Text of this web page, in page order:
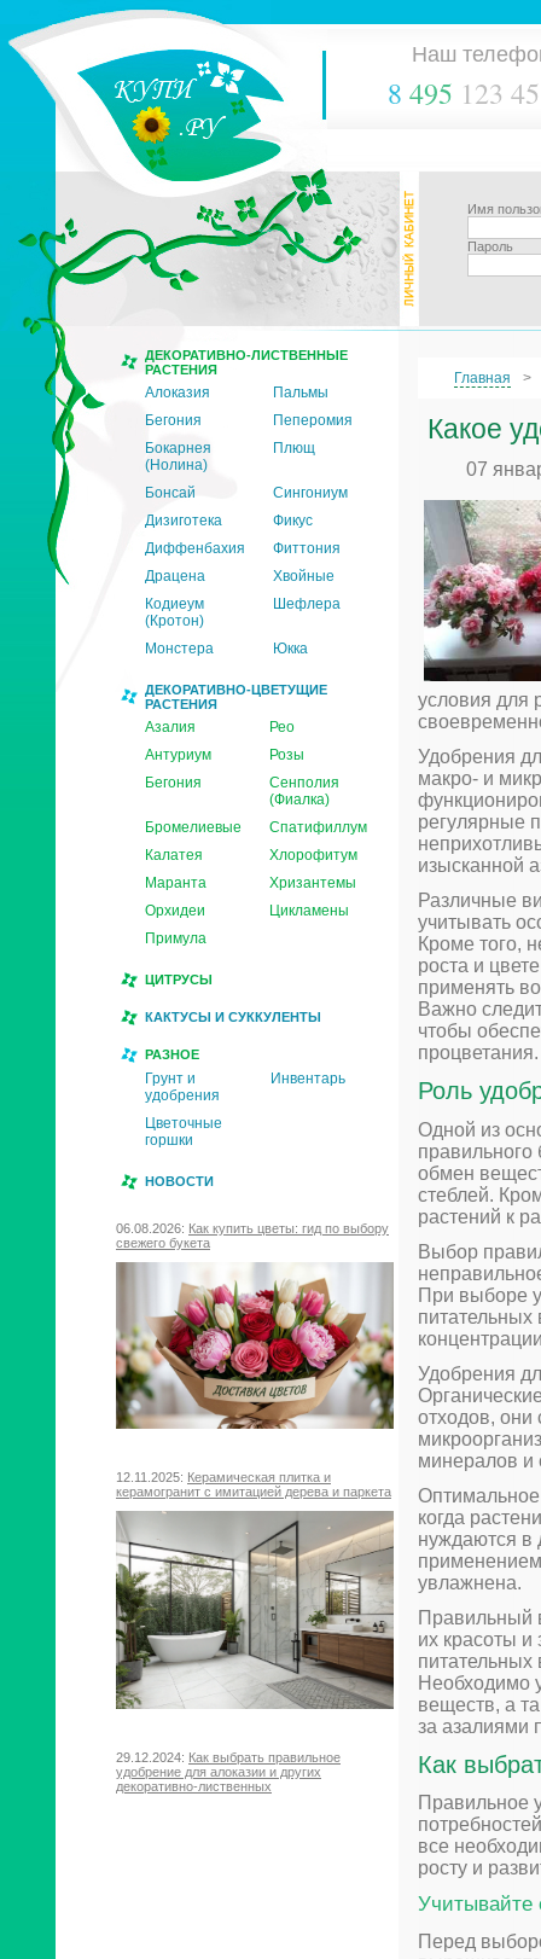
Наш
8 495 123
Имя
Пароль
ДЕКОРАТИВНО-ЛИСТВЕННЫЕ
РАСТЕНИЯ
Алоказия
Пальмы
Бегония
Пеперомия
Бокарнея
(Нолина)
Плющ
Бонсай
Сингониум
Дизиготека
Фикус
Диффенбахия
Фиттония
Драцена
Хвойные
Кодиеум
(Кротон)
Шефлера
Монстера Юкка
ДЕКОРАТИВНО-ЦВЕТУЩИЕ
РАСТЕНИЯ
Азалия
Рео
Антуриум
Розы
Бегония
Сенполия
(Фиалка)
Бромелиевые
Спатифиллум
Калатея
Хлорофитум
Маранта
Хризантемы
Орхидеи
Цикламены
Примула
ЦИТРУСЫ
КАКТУСЫ И СУККУЛЕНТЫ
РАЗНОЕ
Грунт и
удобрения
Инвентарь
Цветочные
горшки
НОВОСТИ
06.08.2026: Как купить цветы: гид по выбору
свежего букета
12.11.2025: Керамическая плитка и
керамогранит с имитацией дерева и паркета
29.12.2024: Как выбрать правильное
удобрение для алоказии и других
декоративно-лиственных
Главная
Какое
07
условия для
Удобрения
макро- и
регулярные
изысканной
Различные
учитывать
Кроме того,
роста и
применять
Важно
чтобы
процветания.
Роль
Одной из
правильного
обмен
стеблей.
растений к
Выбор
При выборе
Удобрения
отходов, они
минералов и
когда
нуждаются в
применением
увлажнена.
Правильный
их красоты и
Необходимо
веществ, а
за азалиями
Как
Правильное
все
росту и
Учитывайте
Перед